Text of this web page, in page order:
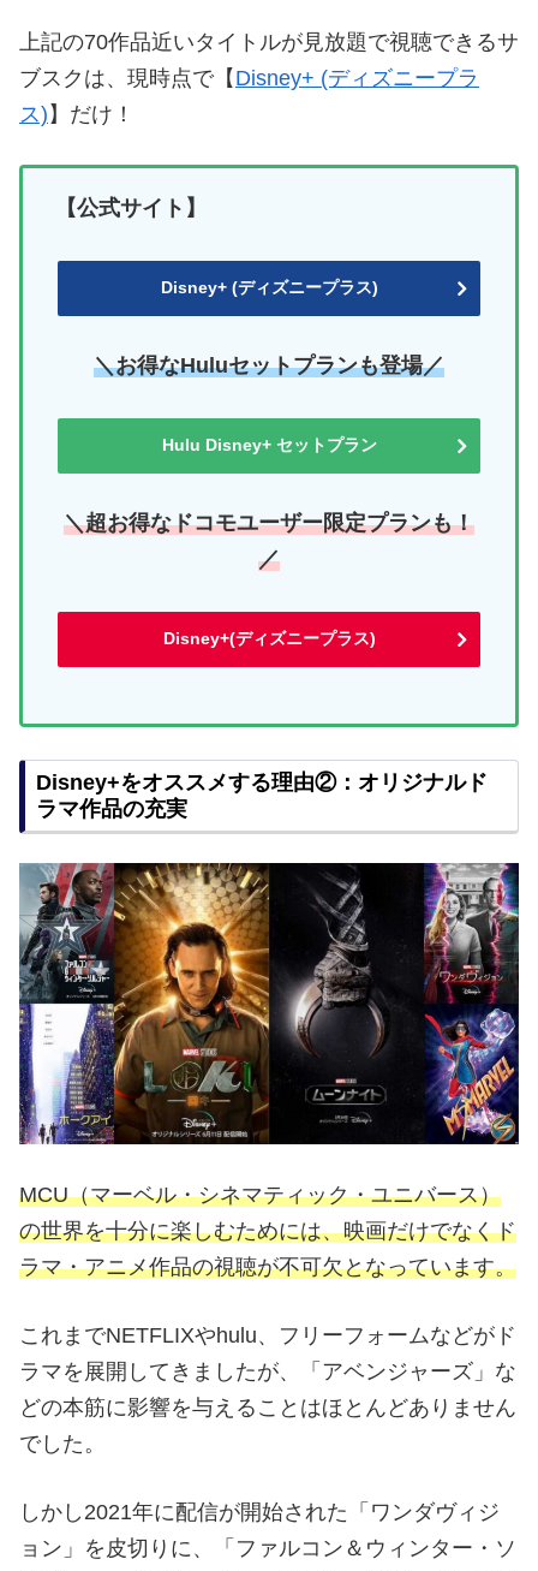
上記の70作品近いタイトルが見放題で視聴できるサ
ブスクは、現時点で【 Disney+ (ディズニープラ
ス) 】だけ！
【公式サイト】
Disney+ (ディズニープラス)
＼お得なHuluセットプランも登場／
Hulu Disney+ セットプラン
＼超お得なドコモユーザー限定プランも！
／
Disney+(ディズニープラス)
Disney+をオススメする理由②：オリジナルド
ラマ作品の充実
MCU（マーベル・シネマティック・ユニバース）
の世界を十分に楽しむためには、映画だけでなくド
ラマ・アニメ作品の視聴が不可欠となっています。
これまでNETFLIXやhulu、フリーフォームなどがド
ラマを展開してきましたが、「アベンジャーズ」な
どの本筋に影響を与えることはほとんどありません
でした。
しかし2021年に配信が開始された「ワンダヴィジ
ョン」を皮切りに、「ファルコン＆ウィンター・ソ